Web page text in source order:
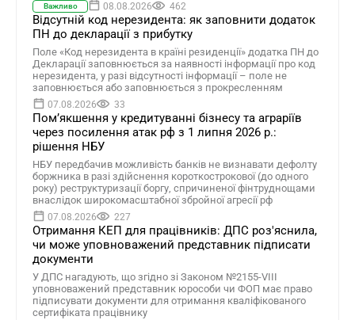
Важливо 08.08.2026 462
Відсутній код нерезидента: як заповнити додаток
ПН до декларації з прибутку
Поле «Код нерезидента в країні резиденції» додатка ПН до
Декларації заповнюється за наявності інформації про код
нерезидента, у разі відсутності інформації – поле не
заповнюється або заповнюється з прокресленням
07.08.2026 33
Помʼякшення у кредитуванні бізнесу та аграріїв
через посилення атак рф з 1 липня 2026 р.:
рішення НБУ
НБУ передбачив можливість банків не визнавати дефолту
боржника в разі здійснення короткострокової (до одного
року) реструктуризації боргу, спричиненої фінтруднощами
внаслідок широкомасштабної збройної агресії рф
07.08.2026 227
Отримання КЕП для працівників: ДПС роз'яснила,
чи може уповноважений представник підписати
документи
У ДПС нагадують, що згідно зі Законом №2155-VIII
уповноважений представник юрособи чи ФОП має право
підписувати документи для отримання кваліфікованого
сертифіката працівнику